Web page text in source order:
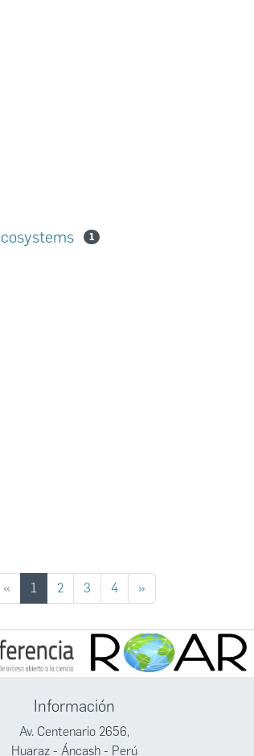
1
« 1 (current)
2 3 4 »
Información
Av. Centenario 2656,
Huaraz - Áncash - Perú